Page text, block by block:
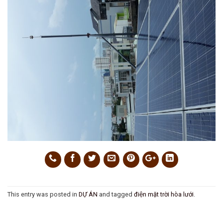
This entry was posted in DỰ ÁN and tagged điện mặt trời hòa lưới.